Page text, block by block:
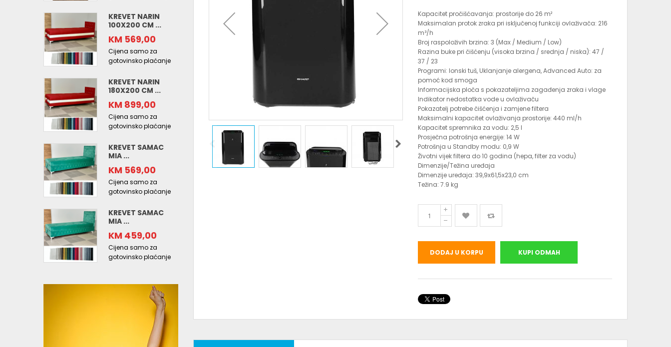
Kapacitet pročišćavanja: prostorije do 26 m²
Maksimalan protok zraka pri isključenoj funkciji ovlaživača: 216
m³/h
Broj raspoloživih brzina: 3 (Max / Medium / Low)
Razina buke pri čišćenju (visoka brzina / srednja / niska): 47 /
37 / 23
Programi: Ionski tuš, Uklanjanje alergena, Advanced Auto: za
pomoć kod smoga
Informacijska ploča s pokazateljima zagađenja zraka i vlage
Indikator nedostatka vode u ovlaživaču
Pokazatelj potrebe čišćenja i zamjene filtera
Maksimalni kapacitet ovlaživanja prostorije: 440 ml/h
Kapacitet spremnika za vodu: 2,5 l
Prosječna potrošnja energije: 14 W
Potrošnja u Standby modu: 0,9 W
Životni vijek filtera do 10 godina (hepa, filter za vodu)
Dimenzije/Težina uređaja
Dimenzije uređaja: 39,9x61,5x23,0 cm
Težina: 7.9 kg
DODAJ U KORPU KUPI ODMAH
KREVET NARIN
100X200 CM ...
KM 569,00
Cijena samo za
gotovinsko plaćanje
KREVET NARIN
180X200 CM ...
KM 899,00
Cijena samo za
gotovinsko plaćanje
KREVET SAMAC
MIA ...
KM 569,00
Cijena samo za
gotovinsko plaćanje
KREVET SAMAC
MIA ...
KM 459,00
Cijena samo za
gotovinsko plaćanje